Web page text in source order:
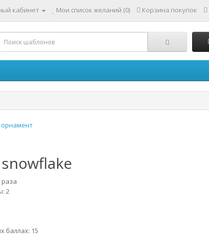
кабинет Мои список желаний (0) Корзина покупок
орнамент
раза
2
баллах: 15